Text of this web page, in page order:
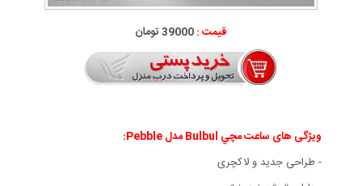
قیمت :39000 تومان
ویژگی های ساعت مچي Bulbul مدل Pebble:
- طراحی جدید و لاکچری